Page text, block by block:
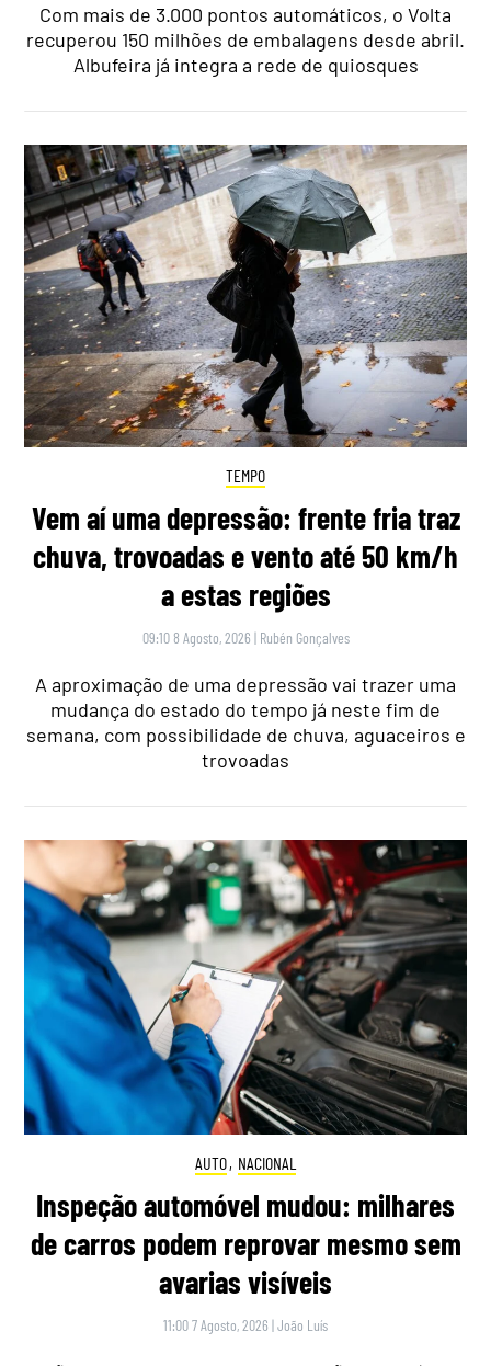
Com mais de 3.000 pontos automáticos, o Volta
recuperou 150 milhões de embalagens desde abril.
Albufeira já integra a rede de quiosques
TEMPO
Vem aí uma depressão: frente fria traz
chuva, trovoadas e vento até 50 km/h
a estas regiões
09:10 8 Agosto, 2026 | Rubén Gonçalves
A aproximação de uma depressão vai trazer uma
mudança do estado do tempo já neste fim de
semana, com possibilidade de chuva, aguaceiros e
trovoadas
AUTO, NACIONAL
Inspeção automóvel mudou: milhares
de carros podem reprovar mesmo sem
avarias visíveis
11:00 7 Agosto, 2026 |João Luís